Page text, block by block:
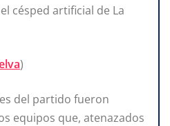
césped artificial de La
)
del partido fueron
equipos que, atenazados